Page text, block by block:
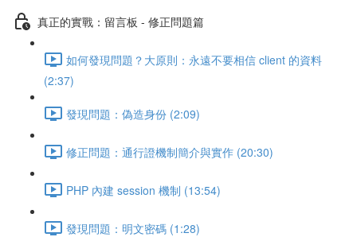
真正的實戰：留言板 - 修正問題篇
如何發現問題？大原則：永遠不要相信 client 的資料
(2:37)
發現問題：偽造身份 (2:09)
修正問題：通行證機制簡介與實作 (20:30)
PHP 內建 session 機制 (13:54)
發現問題：明文密碼 (1:28)